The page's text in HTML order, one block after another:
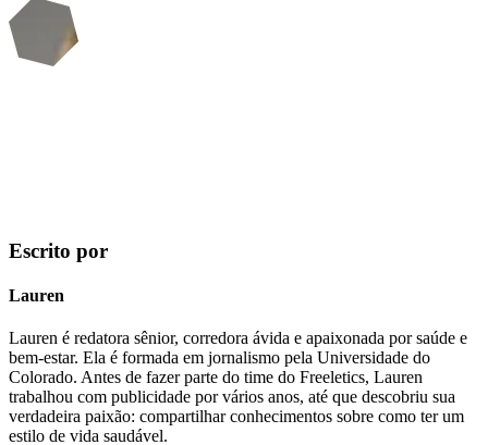
Escrito por
Lauren
Lauren é redatora sênior, corredora ávida e apaixonada por saúde e
bem-estar. Ela é formada em jornalismo pela Universidade do
Colorado. Antes de fazer parte do time do Freeletics, Lauren
trabalhou com publicidade por vários anos, até que descobriu sua
verdadeira paixão: compartilhar conhecimentos sobre como ter um
estilo de vida saudável.